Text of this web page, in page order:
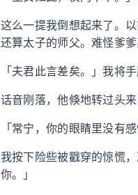
这么一提我倒想起来了。
还算太子的师父。难怪爹
「夫君此言差矣。」我将
话音刚落，他倏地转过头
「常宁，你的眼睛里没有
我按下险些被戳穿的惊慌
你。」